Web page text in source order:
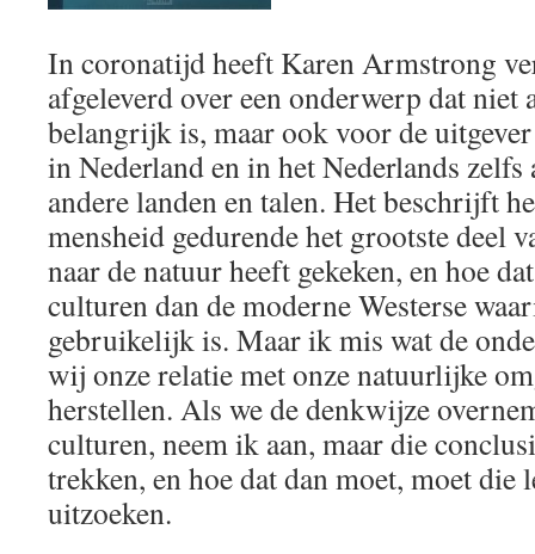
In coronatijd heeft Karen Armstrong
afgeleverd over een onderwerp dat niet
belangrijk is, maar ook voor de
in Nederland en in het Nederlands
andere landen en talen. Het beschrijft
mensheid gedurende het grootste deel
naar de natuur heeft gekeken, en hoe
culturen dan de moderne Westerse
gebruikelijk is. Maar ik mis wat de
wij onze relatie met onze natuurlijke
herstellen. Als we de denkwijze
culturen, neem ik aan, maar die
trekken, en hoe dat dan moet, moet die
uitzoeken.